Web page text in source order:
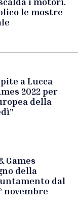
le mostre
a Lucca
2022 per
della
Games
della
dal
novembre